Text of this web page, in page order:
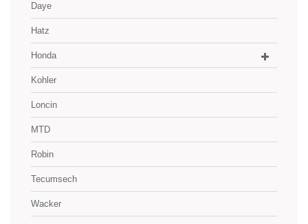
Daye
Hatz
Honda
Kohler
Loncin
MTD
Robin
Tecumsech
Wacker